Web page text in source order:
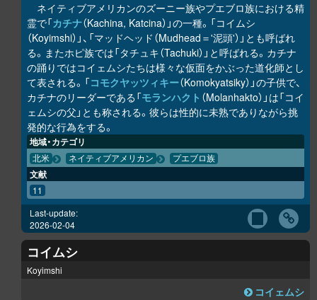
ネイティブアメリカンのズーニー族やプエブロ族における精
霊で「カチナ（Kachina, Katcina）」の一種。「コイムシ
（Koyimshi）」、「マッドヘッド（Mudhead＝'泥頭'）」とも呼ばれ
る。またホピ族では「タチュキ（Tachuki）」と呼ばれる。カチナ
の踊りではコイェムシたちは様々な仮面をかぶった道化師とし
て表される。「コモクヤッツィキー（Komokyatsiky）」の子供で、
カチナのリーダーである「モランハクト （Molanhakto）」は「コイ
ェムシの父」とも称される。彼らは性的に未熟でありながら挑
発的な行為をする。
地域・カテゴリ
北米 ネイティブアメリカン プエブロ族
文献
11
Last-update:
2026-02-04
コイムシ
Koyimshi
コイェムシ